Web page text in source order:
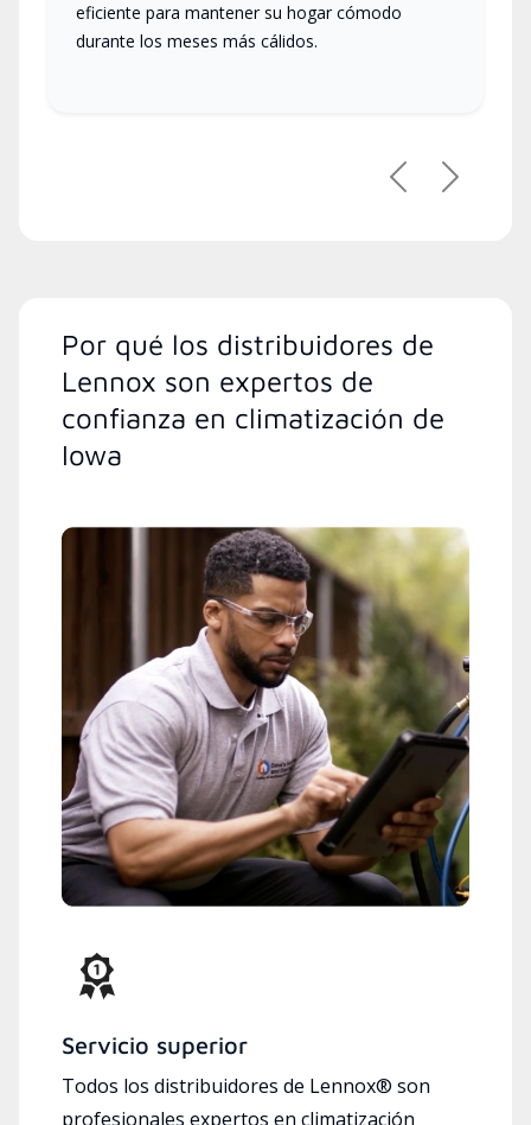
eficiente para mantener su hogar cómodo
durante los meses más cálidos.
Anterior
Por qué los distribuidores de
Lennox son expertos de
confianza en climatización de
Iowa
Servicio superior
Todos los distribuidores de Lennox® son
profesionales expertos en climatización